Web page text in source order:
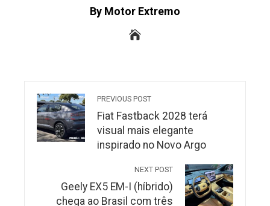
By Motor Extremo
PREVIOUS POST
Fiat Fastback 2028 terá
visual mais elegante
inspirado no Novo Argo
NEXT POST
Geely EX5 EM-I (híbrido)
chega ao Brasil com três